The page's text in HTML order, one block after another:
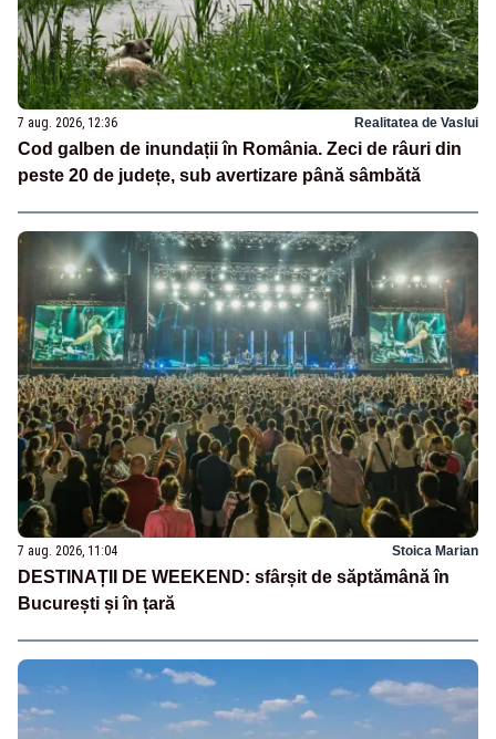
7 aug. 2026, 12:36 Realitatea de Vaslui
Cod galben de inundații în România. Zeci de râuri din
peste 20 de județe, sub avertizare până sâmbătă
7 aug. 2026, 11:04 Stoica Marian
DESTINAȚII DE WEEKEND: sfârșit de săptămână în
București și în țară